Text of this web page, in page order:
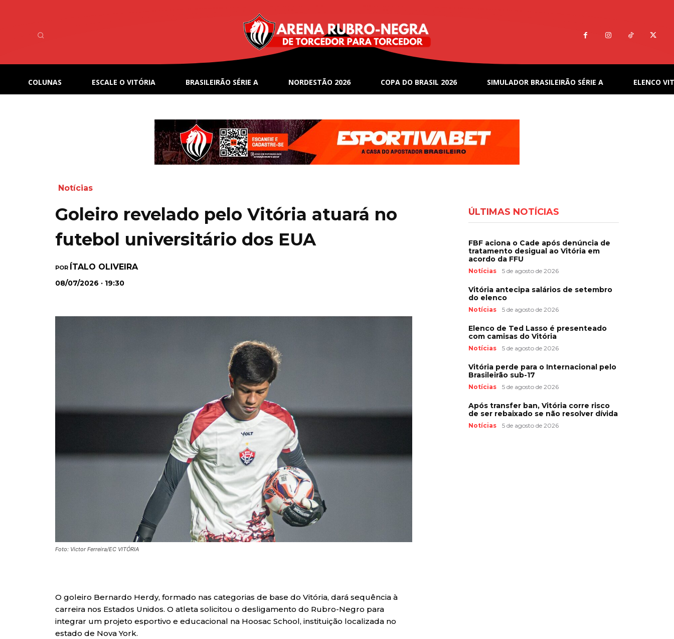
COLUNAS ESCALE O VITÓRIA BRASILEIRÃO SÉRIE A NORDESTÃO 2026 COPA DO BRASIL 2026 SIMULADOR BRASILEIRÃO SÉRIE A ELENCO
Notícias
Goleiro revelado pelo Vitória atuará no
futebol universitário dos EUA
POR ÍTALO OLIVEIRA
08/07/2026 · 19:30
Foto: Victor Ferreira/EC VITÓRIA
O goleiro Bernardo Herdy, formado nas categorias de base do Vitória, dará sequência à
carreira nos Estados Unidos. O atleta solicitou o desligamento do Rubro-Negro para
integrar um projeto esportivo e educacional na Hoosac School, instituição localizada no
estado de Nova York.
ÚLTIMAS NOTÍCIAS
FBF aciona o Cade após denúncia de
tratamento desigual ao Vitória em
acordo da FFU
Notícias 5 de agosto de 2026
Vitória antecipa salários de setembro
do elenco
Notícias 5 de agosto de 2026
Elenco de Ted Lasso é presenteado
com camisas do Vitória
Notícias 5 de agosto de 2026
Vitória perde para o Internacional pelo
Brasileirão sub-17
Notícias 5 de agosto de 2026
Após transfer ban, Vitória corre risco
de ser rebaixado se não resolver dívida
Notícias 5 de agosto de 2026